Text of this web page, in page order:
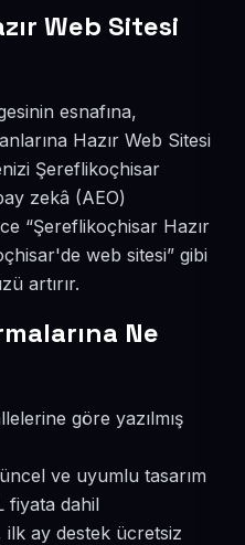
Web Sitesi
esnafına,
Hazır Web Sitesi
Şereflikoçhisar
zekâ (AEO)
“Şereflikoçhisar Hazır
web sitesi” gibi
artırır.
Ne
göre yazılmış
ve uyumlu tasarım
fiyata dahil
ilk ay destek ücretsiz